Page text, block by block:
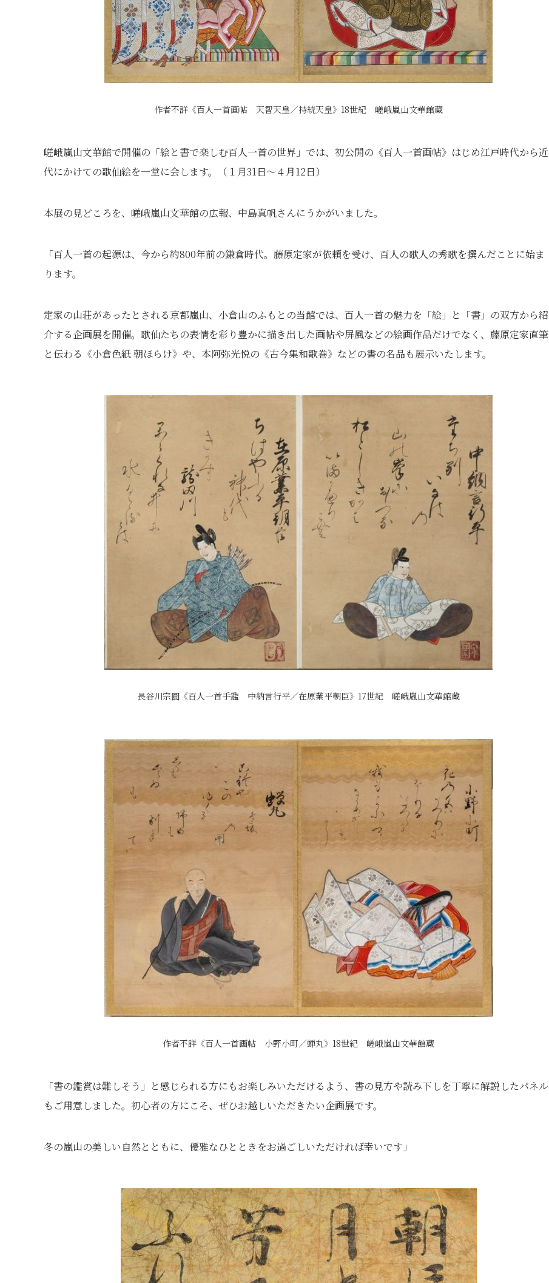
作者不詳《百人一首画帖 天智天皇／持統天皇》18世紀 嵯峨嵐山文華館蔵
嵯峨嵐山文華館で開催の「絵と書で楽しむ百人一首の世界」では、初公開の《百人一首画帖》はじめ江戸時代から近
代にかけての歌仙絵を一堂に会します。（１月31日～４月12日）
本展の見どころを、嵯峨嵐山文華館の広報、中島真帆さんにうかがいました。
「百人一首の起源は、今から約800年前の鎌倉時代。藤原定家が依頼を受け、百人の歌人の秀歌を撰んだことに始ま
ります。
定家の山荘があったとされる京都嵐山、小倉山のふもとの当館では、百人一首の魅力を「絵」と「書」の双方から紹
介する企画展を開催。歌仙たちの表情を彩り豊かに描き出した画帖や屏風などの絵画作品だけでなく、藤原定家直筆
と伝わる《小倉色紙 朝ほらけ》や、本阿弥光悦の《古今集和歌巻》などの書の名品も展示いたします。
長谷川宗圓《百人一首手鑑 中納言行平／在原業平朝臣》17世紀 嵯峨嵐山文華館蔵
作者不詳《百人一首画帖 小野小町／蝉丸》18世紀 嵯峨嵐山文華館蔵
「書の鑑賞は難しそう」と感じられる方にもお楽しみいただけるよう、書の見方や読み下しを丁寧に解説したパネル
もご用意しました。初心者の方にこそ、ぜひお越しいただきたい企画展です。
冬の嵐山の美しい自然とともに、優雅なひとときをお過ごしいただければ幸いです」